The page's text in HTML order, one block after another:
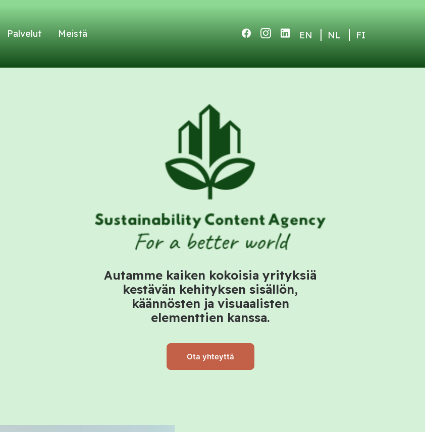
Palvelut Meistä
Autamme kaiken kokoisia yrityksiä
kestävän kehityksen sisällön,
käännösten ja visuaalisten
elementtien kanssa.
Ota yhteyttä